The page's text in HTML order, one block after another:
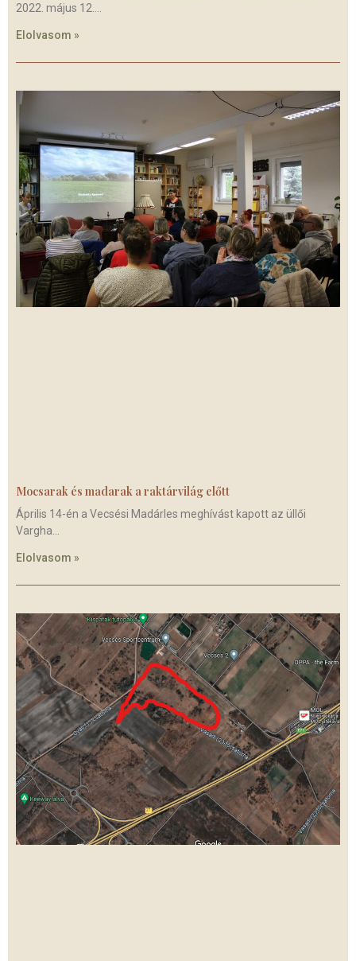
2022. május 12.
Elolvasom »
Mocsarak és madarak a raktárvilág előtt
Április 14-én a Vecsési Madárles meghívást kapott az üllői
Vargha
Elolvasom »